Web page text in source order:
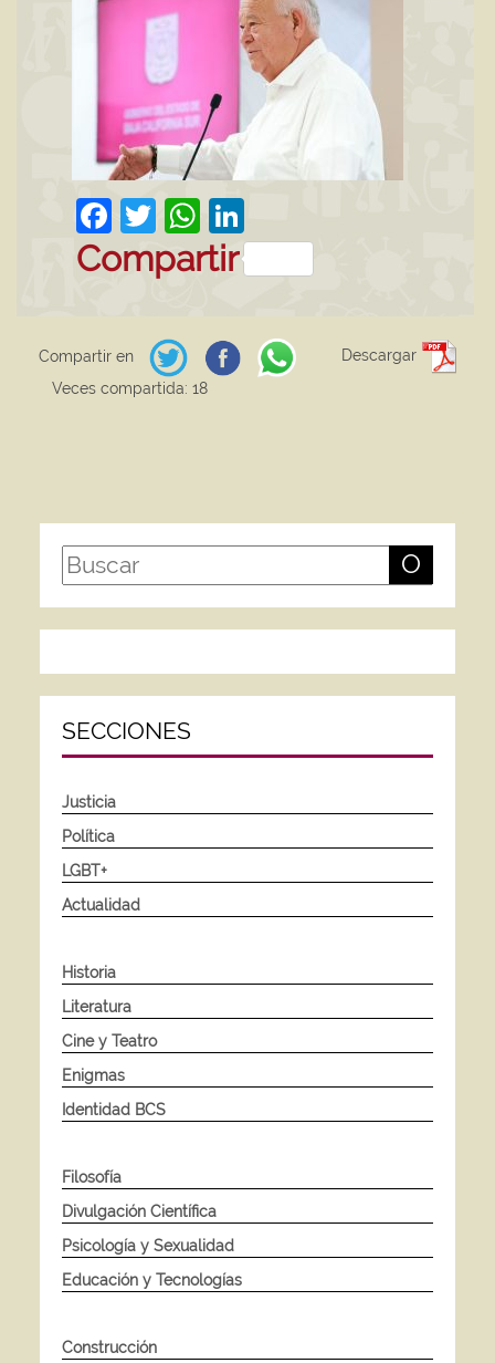
Facebook
TwitterWhatsApp
Compartir
Compartir en
Descargar
Veces compartida: 18
O
SECCIONES
Justicia
Política
LGBT+
Actualidad
Historia
Literatura
Cine y Teatro
Enigmas
Identidad BCS
Filosofía
Divulgación Científica
Psicología y Sexualidad
Educación y Tecnologías
Construcción